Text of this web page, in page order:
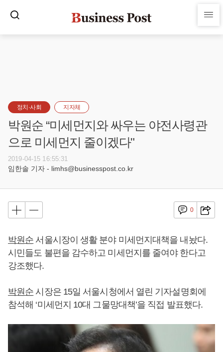
정치·사회 지자체
박원순 “미세먼지와 싸우는 야전사령관
으로 미세먼지 줄이겠다"
2019-04-15 16:55:31
임한솔 기자 - limhs@businesspost.co.kr
0
박원순 서울시장이 생활 분야 미세먼지대책을 내놨다.
시민들도 불편을 감수하고 미세먼지를 줄여야 한다고
강조했다.
박원순 시장은 15일 서울시청에서 열린 기자설명회에
참석해 ‘미세먼지 10대 그물망대책’을 직접 발표했다.